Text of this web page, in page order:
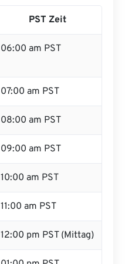
PST Zeit
06:00 am PST
07:00 am PST
08:00 am PST
09:00 am PST
10:00 am PST
11:00 am PST
12:00 pm PST (Mittag)